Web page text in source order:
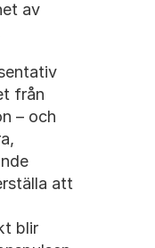
av
från
– och
att
blir